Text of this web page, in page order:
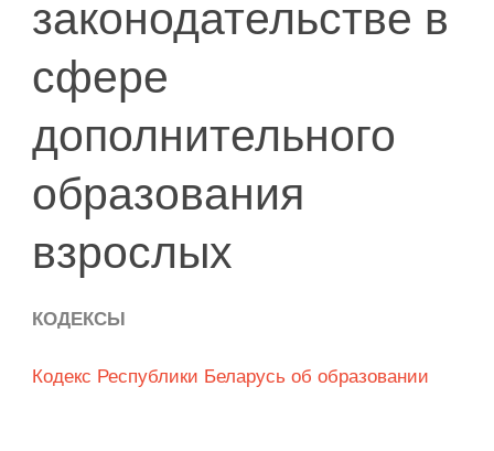
законодательстве в
сфере
дополнительного
образования
взрослых
КОДЕКСЫ
Кодекс Республики Беларусь об образовании